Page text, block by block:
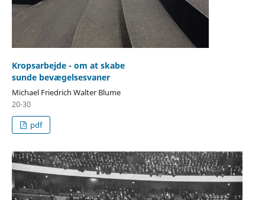
Kropsarbejde - om at skabe
sunde bevægelsesvaner
Michael Friedrich Walter Blume
20-30
pdf